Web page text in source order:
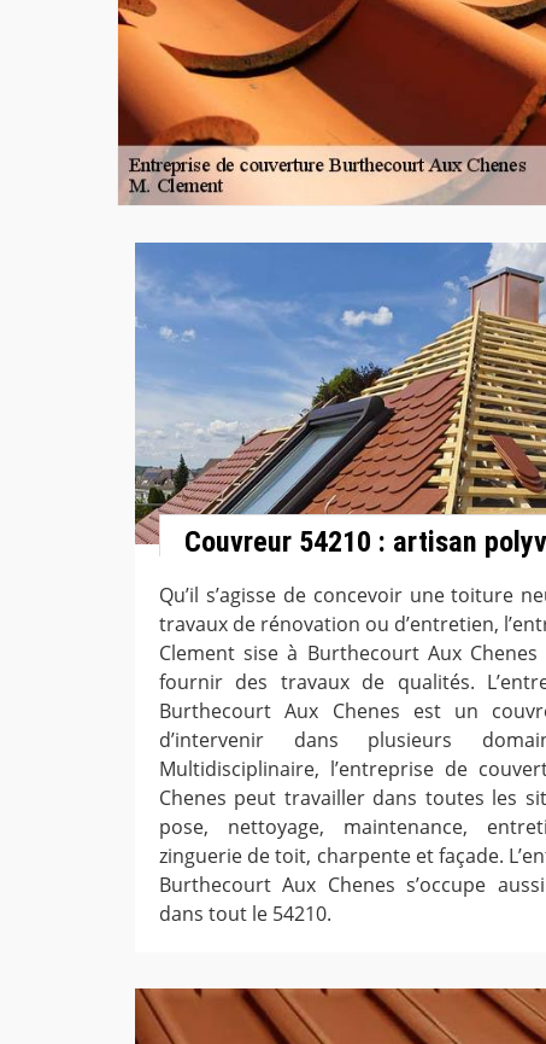
Couvreur 54210 : artisan
Qu’il s’agisse de concevoir une toiture
travaux de rénovation ou d’entretien,
Clement sise à Burthecourt Aux
fournir des travaux de qualités.
Burthecourt Aux Chenes est un
d’intervenir dans plusieurs
Multidisciplinaire, l’entreprise de
Chenes peut travailler dans toutes les
pose, nettoyage, maintenance,
zinguerie de toit, charpente et façade.
Burthecourt Aux Chenes s’occupe
dans tout le 54210.